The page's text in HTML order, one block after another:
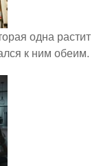
одна растит
к ним обеим.